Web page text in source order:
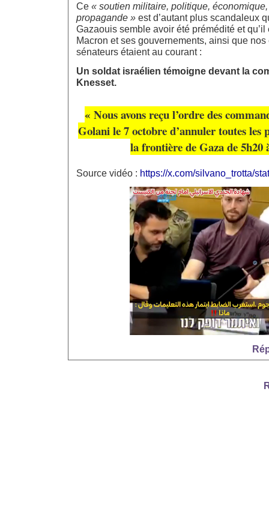
Ce « soutien militaire, politique,
propagande » est d’autant plus scandaleux
Gazaouis semble avoir été prémédité et
Macron et ses gouvernements, ainsi que
sénateurs étaient au courant :
Un soldat israélien témoigne devant la
Knesset.
« Nous avons reçu l’ordre des
Golani le 7 octobre d’annuler toutes les
la frontière de Gaza de 5h20
Source vidéo : https://x.com/silvano_trotta/